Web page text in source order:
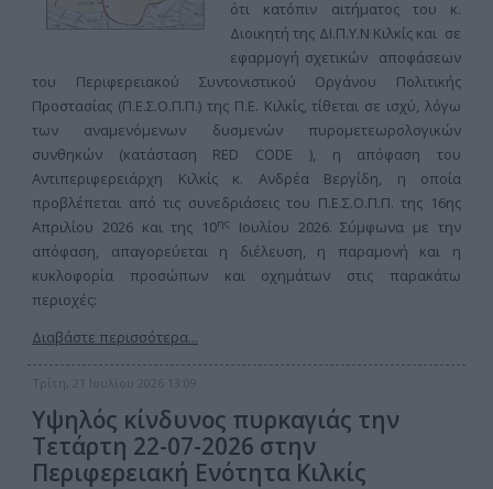
ότι κατόπιν αιτήματος του κ.
Διοικητή της ΔΙ.Π.Υ.Ν Κιλκίς και σε
εφαρμογή σχετικών αποφάσεων
του Περιφερειακού Συντονιστικού Οργάνου Πολιτικής
Προστασίας (Π.Ε.Σ.Ο.Π.Π.) της Π.Ε. Κιλκίς, τίθεται σε ισχύ, λόγω
των αναμενόμενων δυσμενών πυρομετεωρολογικών
συνθηκών (κατάσταση RED CODE ), η απόφαση του
Αντιπεριφερειάρχη Κιλκίς κ. Ανδρέα Βεργίδη, η οποία
προβλέπεται από τις συνεδριάσεις του Π.Ε.Σ.Ο.Π.Π. της 16ης
Απριλίου 2026 και της 10ης Ιουλίου 2026. Σύμφωνα με την
απόφαση, απαγορεύεται η διέλευση, η παραμονή και η
κυκλοφορία προσώπων και οχημάτων στις παρακάτω
περιοχές:
Διαβάστε περισσότερα...
Τρίτη, 21 Ιουλίου 2026 13:09
Υψηλός κίνδυνος πυρκαγιάς την
Τετάρτη 22-07-2026 στην
Περιφερειακή Ενότητα Κιλκίς